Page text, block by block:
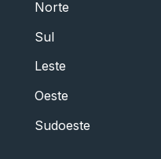
Norte
Sul
Leste
Oeste
Sudoeste